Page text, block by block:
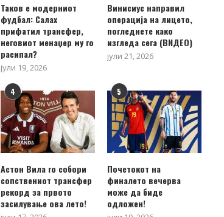
Таков е модерниот
фудбал: Салах
прифатил трансфер,
неговиот менаџер му го
расипал?
јули 19, 2026
Винисиус направил
операција на лицето,
погледнете како
изгледа сега (ВИДЕО)
јули 21, 2026
4
Астон Вила го собори
сопствениот трансфер
рекорд за првото
засилување ова лето!
5
Почетокот на
финалето вечерва
може да биде
одложен!